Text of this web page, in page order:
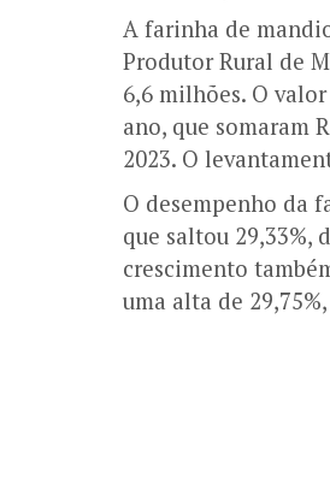
A farinha de
Produtor Rural de
6,6 milhões. O
ano, que somaram
2023. O
O desempenho da
que saltou 29,33%,
crescimento
uma alta de